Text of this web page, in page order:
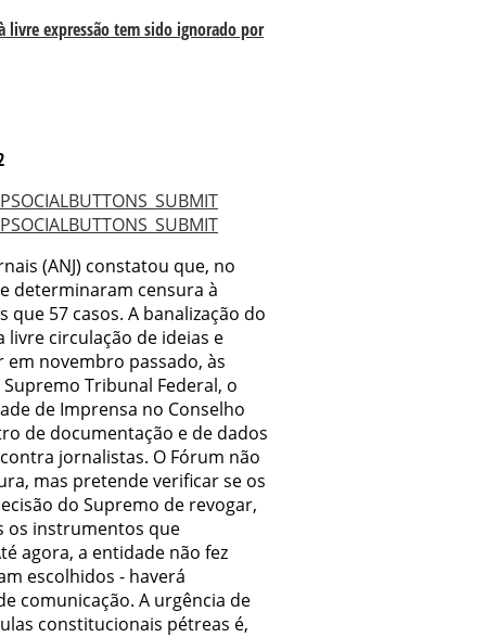
livre expressão tem sido ignorado por
(ANJ) constatou que, no
determinaram censura à
57 casos. A banalização do
circulação de ideias e
novembro passado, às
Tribunal Federal, o
de Imprensa no Conselho
de documentação e de dados
jornalistas. O Fórum não
mas pretende verificar se os
do Supremo de revogar,
os instrumentos que
agora, a entidade não fez
escolhidos - haverá
comunicação. A urgência de
constitucionais pétreas é,